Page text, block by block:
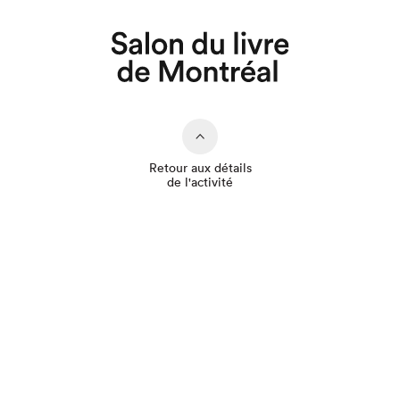
Retour aux détails
de l'activité